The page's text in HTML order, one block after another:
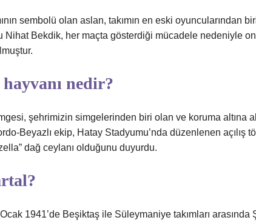
sembolü olan aslan, takımın en eski oyuncularından
Bekdik, her maçta gösterdiği mücadele nedeniyle ona
nedir?
şehrimizin simgelerinden biri olan ve koruma altına
Beyazlı ekip, Hatay Stadyumu’nda düzenlenen açılış
dağ ceylanı olduğunu duyurdu.
1941’de Beşiktaş ile Süleymaniye takımları arasında